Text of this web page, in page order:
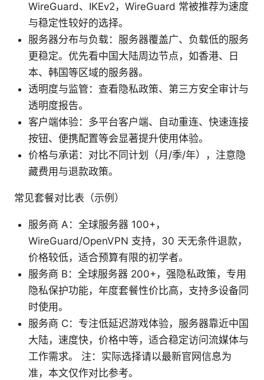
WireGuard、IKEv2，WireGuard 常被推荐为速度
与稳定性较好的选择。
服务器分布与负载：服务器覆盖广、负载低的服务
更稳定。优先看中国大陆周边节点，如香港、日
本、韩国等区域的服务器。
透明度与监管：查看隐私政策、第三方安全审计与
透明度报告。
客户端体验：多平台客户端、自动重连、快速连接
按钮、便携配置等会显著提升使用体验。
价格与承诺：对比不同计划（月/季/年），注意隐
藏费用与退款政策。
常见套餐对比表（示例）
服务商 A：全球服务器 100+，
WireGuard/OpenVPN 支持，30 天无条件退款，
价格较低，适合预算有限的初学者。
服务商 B：全球服务器 200+，强隐私政策，专用
隐私保护功能，年度套餐性价比高，支持多设备同
时使用。
服务商 C：专注低延迟游戏体验，服务器靠近中国
大陆，速度快，价格中等，适合稳定访问流媒体与
工作需求。 注：实际选择请以最新官网信息为
准，本文仅作对比参考。